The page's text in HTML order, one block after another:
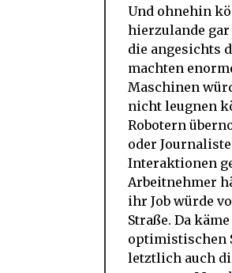
Und ohnehin
hierzulande
die angesichts
machten
Maschinen
nicht leugnen
Robotern
oder
Interaktionen
Arbeitnehmer
ihr Job würde
Straße. Da
optimistischen
letztlich auch